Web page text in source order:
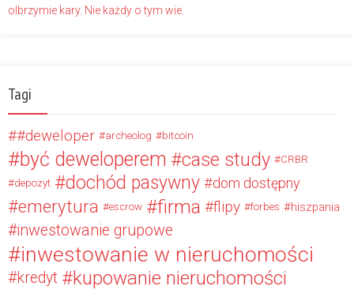
olbrzymie kary. Nie każdy o tym wie.
Tagi
#deweloper archeolog bitcoin
być deweloperem case study
CRBR
depozyt
dochód pasywny dom dostępny
emerytura escrow firma flipy forbes hiszpania
inwestowanie grupowe
inwestowanie w nieruchomości
kredyt kupowanie nieruchomości